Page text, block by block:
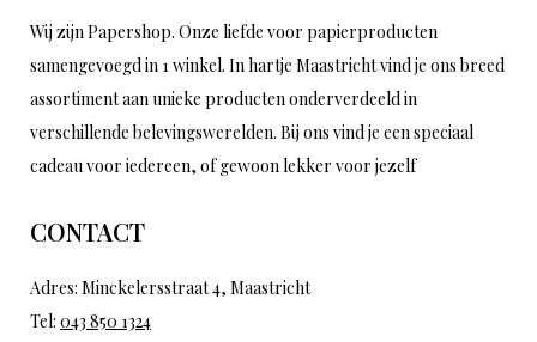
Wij zijn Papershop. Onze liefde voor papierproducten
samengevoegd in 1 winkel. In hartje Maastricht vind je ons breed
assortiment aan unieke producten onderverdeeld in
verschillende belevingswerelden. Bij ons vind je een speciaal
cadeau voor iedereen, of gewoon lekker voor jezelf
CONTACT
Adres: Minckelersstraat 4, Maastricht
Tel: 043 850 1324